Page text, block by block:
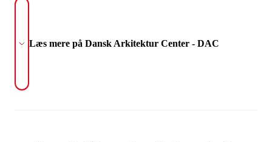
Læs mere på Dansk Arkitektur Center - DAC